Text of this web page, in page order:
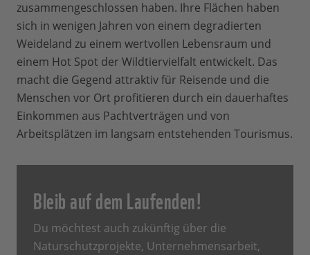
zusammengeschlossen haben. Ihre Flächen haben
sich in wenigen Jahren von einem degradierten
Weideland zu einem wertvollen Lebensraum und
einem Hot Spot der Wildtiervielfalt entwickelt. Das
macht die Gegend attraktiv für Reisende und die
Menschen vor Ort profitieren durch ein dauerhaftes
Einkommen aus Pachtverträgen und von
Arbeitsplätzen im langsam entstehenden Tourismus.
Bleib auf dem Laufenden!
Du möchtest auch zukünftig über die
Naturschutzprojekte, Unternehmensarbeit,